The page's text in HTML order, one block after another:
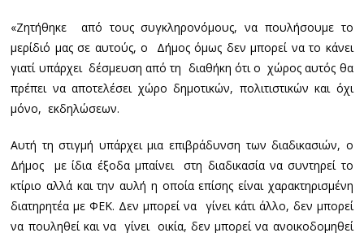
«Ζητήθηκε από τους συγκληρονόμους, να πουλήσουμε το
μερίδιό μας σε αυτούς, ο Δήμος όμως δεν μπορεί να το κάνει
γιατί υπάρχει δέσμευση από τη διαθήκη ότι ο χώρος αυτός θα
πρέπει να αποτελέσει χώρο δημοτικών, πολιτιστικών και όχι
μόνο, εκδηλώσεων.
Αυτή τη στιγμή υπάρχει μια επιβράδυνση των διαδικασιών, ο
Δήμος με ίδια έξοδα μπαίνει στη διαδικασία να συντηρεί το
κτίριο αλλά και την αυλή η οποία επίσης είναι χαρακτηρισμένη
διατηρητέα με ΦΕΚ. Δεν μπορεί να γίνει κάτι άλλο, δεν μπορεί
να πουληθεί και να γίνει οικία, δεν μπορεί να ανοικοδομηθεί